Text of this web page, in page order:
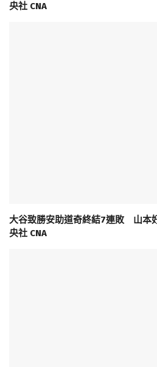
央社 CNA
大谷致勝安助道奇終結7連敗 山本
央社 CNA